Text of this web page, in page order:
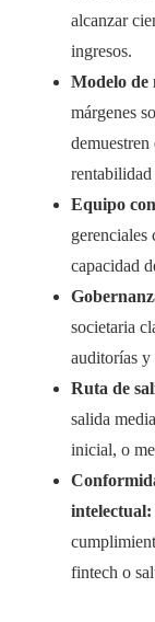
alcanzar
ingresos.
Modelo de
márgenes
Equipo
gerenciales
capacidad
societaria
auditorías y
Ruta de
salida
inicial, o
intelectual:
fintech o